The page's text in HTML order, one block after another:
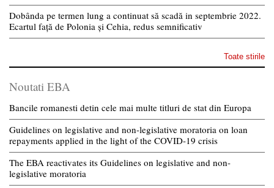
Dobânda pe termen lung a continuat să scadă in septembrie 2022.
Ecartul față de Polonia și Cehia, redus semnificativ
Toate stirile
Noutati EBA
Bancile romanesti detin cele mai multe titluri de stat din Europa
Guidelines on legislative and non-legislative moratoria on loan
repayments applied in the light of the COVID-19 crisis
The EBA reactivates its Guidelines on legislative and non-
legislative moratoria